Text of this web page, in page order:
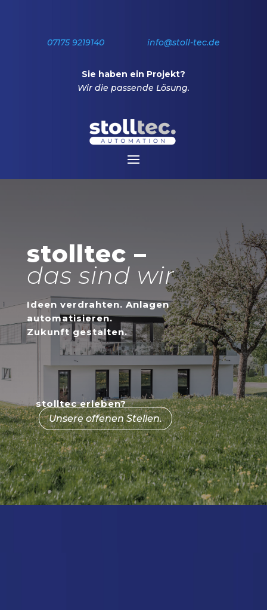
07175 9219140 info@stoll-tec.de
Sie haben ein Projekt?
Wir die passende Lösung.
stolltec –
das sind wir
Ideen verdrahten. Anlagen
automatisieren.
Zukunft gestalten.
stolltec erleben?
Unsere offenen Stellen.